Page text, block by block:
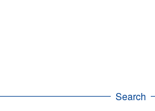
Search